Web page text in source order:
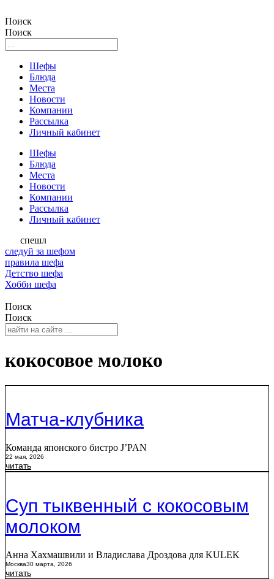
Поиск
Поиск
Шефы
Блюда
Места
Новости
Компании
Рассылка
Личный кабинет
Шефы
Блюда
Места
Новости
Компании
Рассылка
Личный кабинет
спешл
следуй за шефом
правила шефа
Детство шефа
Хобби шефа
Поиск
Поиск
кокосовое молоко
Матча-клубника
Команда японского бистро J’PAN
22 мая, 2026
читать
Суп тыквенный с кокосовым
молоком
Анна Хахмашвили и Владислава Дроздова для KULEK
Москва30 марта, 2026
читать